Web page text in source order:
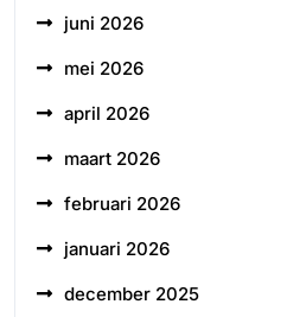
juni 2026
mei 2026
april 2026
maart 2026
februari 2026
januari 2026
december 2025